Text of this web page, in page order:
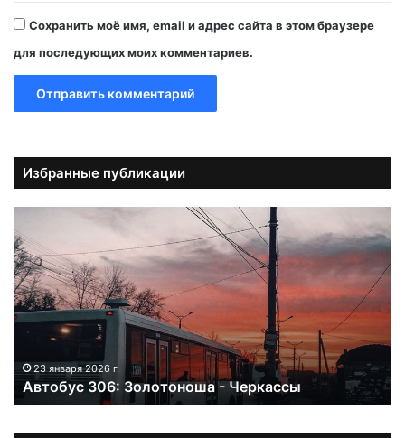
Сохранить моё имя, email и адрес сайта в этом браузере
для последующих моих комментариев.
Избранные публикации
в
т
о
б
у
:
23 января 2026 г.
Автобус 306: Золотоноша - Черкассы